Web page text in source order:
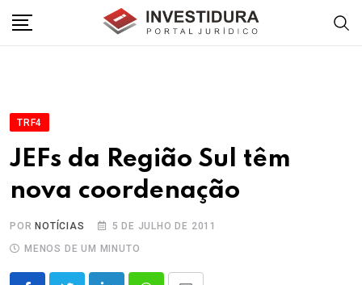
TRF4
JEFs da Região Sul têm
nova coordenação
POR NOTÍCIAS
5 DE JULHO DE 2011
MENOS DE UM MINUTO